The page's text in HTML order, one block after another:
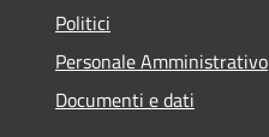
Politici
Personale Amministrativo
Documenti e dati